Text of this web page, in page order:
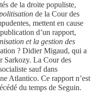
de la droite populiste,
de la Cour des
mettent en cause
d’un rapport,
et la gestion des
? Didier Migaud, qui a
Sarkozy. La Cour des
sauf dans
Atlantico. Ce rapport n’est
du temps de Seguin.